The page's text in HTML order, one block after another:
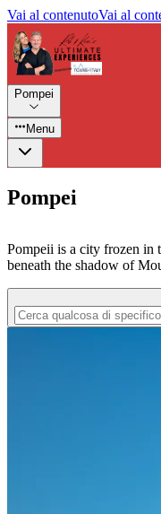
Vai al contenutoVai al
Pompei
Menu
Pompei
Pompeii is a city frozen in
beneath the shadow of